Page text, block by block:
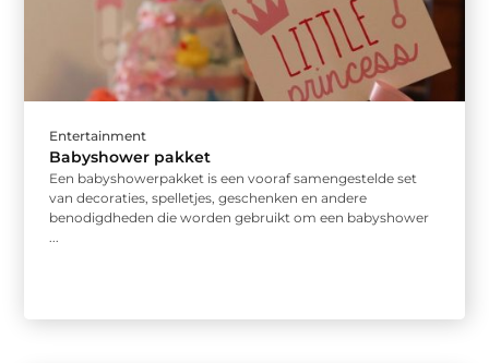
Entertainment
Babyshower pakket
Een babyshowerpakket is een vooraf samengestelde set
van decoraties, spelletjes, geschenken en andere
benodigdheden die worden gebruikt om een babyshower
...